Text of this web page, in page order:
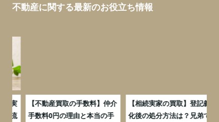
不動産に関する最新のお役立ち情報
【不動産買取の手数料】仲介
手数料0円の理由と本当の手
【相続実家の買取】登記義務
化後の処分方法は？兄弟での